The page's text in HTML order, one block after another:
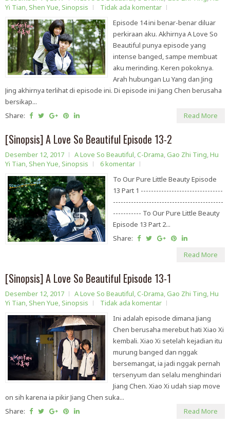
Yi Tian, Shen Yue, Sinopsis
Tidak ada komentar
Episode 14 ini benar-benar diluar
perkiraan aku. Akhirnya A Love So
Beautiful punya episode yang
intense banged, sampe membuat
aku merinding. Keren pokoknya.
Arah hubungan Lu Yang dan Jing
Jing akhirnya terlihat di episode ini. Di episode ini Jiang Chen berusaha
bersikap...
Share:
Read More
[Sinopsis] A Love So Beautiful Episode 13-2
Desember 12, 2017 A Love So Beautiful,C-Drama,Gao Zhi Ting,Hu
Yi Tian, Shen Yue, Sinopsis
6 komentar
To Our Pure Little Beauty Episode
13 Part 1 --------------------------------
-------------------------------------------
----------- To Our Pure Little Beauty
Episode 13 Part 2...
Share:
Read More
[Sinopsis] A Love So Beautiful Episode 13-1
Desember 12, 2017 A Love So Beautiful,C-Drama,Gao Zhi Ting,Hu
Yi Tian, Shen Yue, Sinopsis
Tidak ada komentar
Ini adalah episode dimana Jiang
Chen berusaha merebut hati Xiao Xi
kembali. Xiao Xi setelah kejadian itu
murung banged dan nggak
bersemangat, ia jadi nggak pernah
tersenyum dan selalu menghindari
Jiang Chen. Xiao Xi udah siap move
on sih karena ia pikir Jiang Chen suka...
Share:
Read More